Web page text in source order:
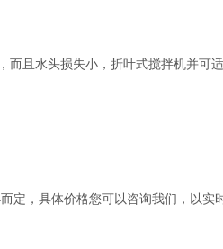
且水头损失小，折叶式搅拌机并可
定，具体价格您可以咨询我们，以实